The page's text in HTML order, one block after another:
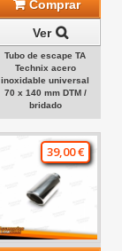
Comprar
Ver
Tubo de escape TA
Technix acero
inoxidable universal
70 x 140 mm DTM /
bridado
39,00 €